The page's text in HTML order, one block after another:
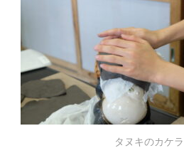
タヌキのカケ